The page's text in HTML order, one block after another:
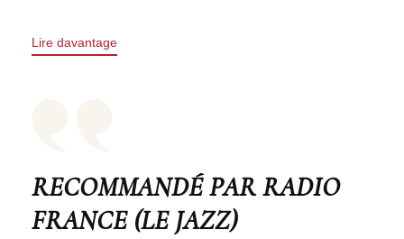
Lire davantage
RECOMMANDÉ PAR RADIO
FRANCE (LE JAZZ)